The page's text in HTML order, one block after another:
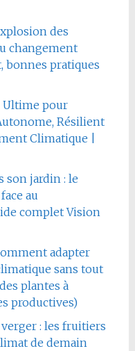
des
changement
bonnes pratiques
Ultime pour
Résilient
Climatique |
son jardin : le
au
complet Vision
adapter
sans tout
plantes à
productives)
: les fruitiers
de demain